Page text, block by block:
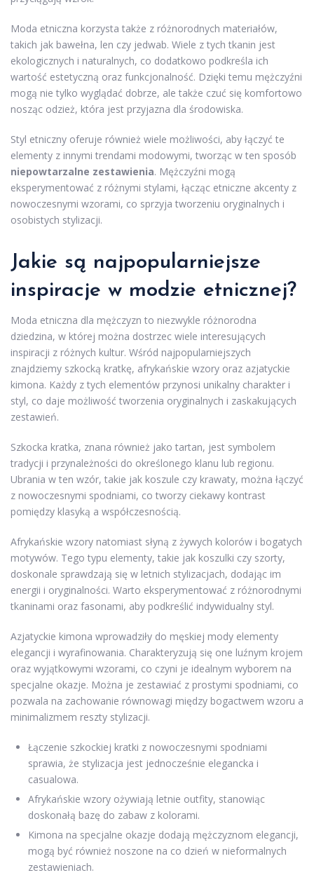
Moda etniczna korzysta także z różnorodnych materiałów,
takich jak bawełna, len czy jedwab. Wiele z tych tkanin jest
ekologicznych i naturalnych, co dodatkowo podkreśla ich
wartość estetyczną oraz funkcjonalność. Dzięki temu mężczyźni
mogą nie tylko wyglądać dobrze, ale także czuć się komfortowo
nosząc odzież, która jest przyjazna dla środowiska.
Styl etniczny oferuje również wiele możliwości, aby łączyć te
elementy z innymi trendami modowymi, tworząc w ten sposób
niepowtarzalne zestawienia. Mężczyźni mogą
eksperymentować z różnymi stylami, łącząc etniczne akcenty z
nowoczesnymi wzorami, co sprzyja tworzeniu oryginalnych i
osobistych stylizacji.
Jakie są najpopularniejsze
inspiracje w modzie etnicznej?
Moda etniczna dla mężczyzn to niezwykle różnorodna
dziedzina, w której można dostrzec wiele interesujących
inspiracji z różnych kultur. Wśród najpopularniejszych
znajdziemy szkocką kratkę, afrykańskie wzory oraz azjatyckie
kimona. Każdy z tych elementów przynosi unikalny charakter i
styl, co daje możliwość tworzenia oryginalnych i zaskakujących
zestawień.
Szkocka kratka, znana również jako tartan, jest symbolem
tradycji i przynależności do określonego klanu lub regionu.
Ubrania w ten wzór, takie jak koszule czy krawaty, można łączyć
z nowoczesnymi spodniami, co tworzy ciekawy kontrast
pomiędzy klasyką a współczesnością.
Afrykańskie wzory natomiast słyną z żywych kolorów i bogatych
motywów. Tego typu elementy, takie jak koszulki czy szorty,
doskonale sprawdzają się w letnich stylizacjach, dodając im
energii i oryginalności. Warto eksperymentować z różnorodnymi
tkaninami oraz fasonami, aby podkreślić indywidualny styl.
Azjatyckie kimona wprowadziły do męskiej mody elementy
elegancji i wyrafinowania. Charakteryzują się one luźnym krojem
oraz wyjątkowymi wzorami, co czyni je idealnym wyborem na
specjalne okazje. Można je zestawiać z prostymi spodniami, co
pozwala na zachowanie równowagi między bogactwem wzoru a
minimalizmem reszty stylizacji.
Łączenie szkockiej kratki z nowoczesnymi spodniami
sprawia, że stylizacja jest jednocześnie elegancka i
casualowa.
Afrykańskie wzory ożywiają letnie outfity, stanowiąc
doskonałą bazę do zabaw z kolorami.
Kimona na specjalne okazje dodają mężczyznom elegancji,
mogą być również noszone na co dzień w nieformalnych
zestawieniach.